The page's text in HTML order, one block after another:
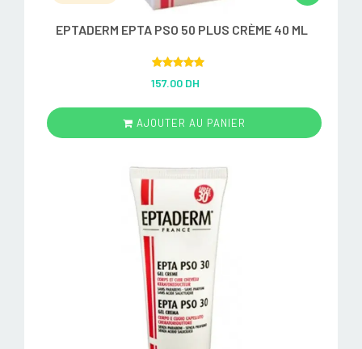
EPTADERM EPTA PSO 50 PLUS CRÈME 40 ML
out of 5
157.00 DH
AJOUTER AU PANIER